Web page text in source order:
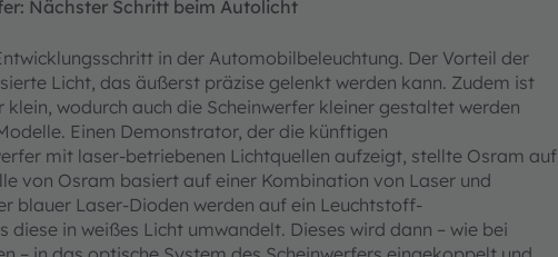
Nächster Schritt beim Autolicht
in der Automobilbeleuchtung. Der Vorteil der
Licht, das äußerst präzise gelenkt werden kann. Zudem ist
wodurch auch die Scheinwerfer kleiner gestaltet werden
Einen Demonstrator, der die künftigen
mit laser-betriebenen Lichtquellen aufzeigt, stellte Osram auf
von Osram basiert auf einer Kombination von Laser und
blauer Laser-Dioden werden auf ein Leuchtstoff-
in weißes Licht umwandelt. Dieses wird dann – wie bei